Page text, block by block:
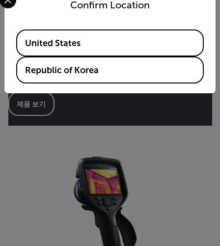
E76
고급 열화상 카메라
제품 보기
Confirm Location
Available Locations
United States
Republic of Korea